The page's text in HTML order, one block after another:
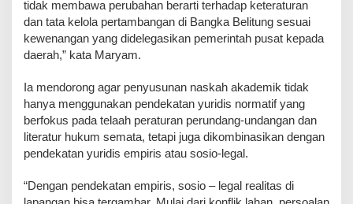
tidak membawa perubahan berarti terhadap keteraturan
dan tata kelola pertambangan di Bangka Belitung sesuai
kewenangan yang didelegasikan pemerintah pusat kepada
daerah,” kata Maryam.
‎Ia mendorong agar penyusunan naskah akademik tidak
hanya menggunakan pendekatan yuridis normatif yang
berfokus pada telaah peraturan perundang-undangan dan
literatur hukum semata, tetapi juga dikombinasikan dengan
pendekatan yuridis empiris atau sosio-legal.
‎“Dengan pendekatan empiris, sosio – legal realitas di